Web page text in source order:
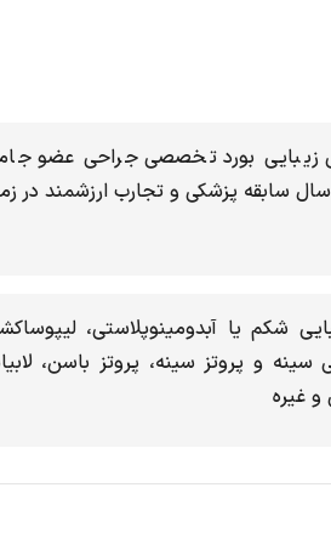
بورد تخصصي جراحی عضو
علیرضا برجسته دارای 24 سال سابقه پزشکی و تجارب
شکم یا آبدومینوپلاستی،
سینه و پروتز سینه، پروتز باسن،